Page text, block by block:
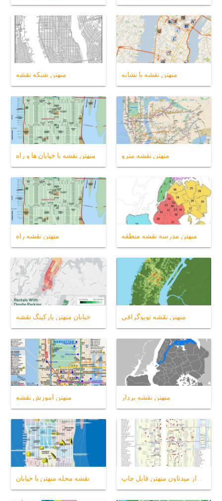
منهتن شبکه نقشه منهتن نقشه با نشانه
منهتن نقشه با خیابان ها و راه منهتن نقشه مترو
منهتن نقشه راه منهتن مدرسه نقشه منطقه
خیابان منهتن پارکینگ نقشه منهتن نقشه توپوگرافی
منهتن آموزش نقشه منهتن نقشه بردار
نقشه محله منهتن با خیابان